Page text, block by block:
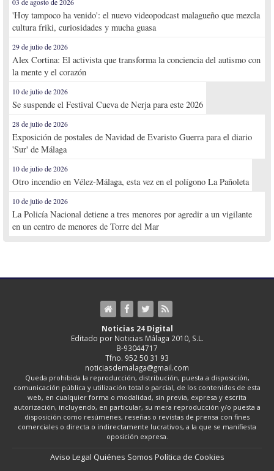
03 de agosto de 2026
'Hoy tampoco ha venido': el nuevo videopodcast malagueño que mezcla
cultura friki, curiosidades y mucha guasa
29 de julio de 2026
Alex Cortina: El activista que transforma la conciencia del autismo con
la mente y el corazón
10 de julio de 2026
Se suspende el Festival Cueva de Nerja para este 2026
28 de julio de 2026
Exposición de postales de Navidad de Evaristo Guerra para el diario
'Sur' de Málaga
10 de julio de 2026
Otro incendio en Vélez-Málaga, esta vez en el polígono La Pañoleta
10 de julio de 2026
La Policía Nacional detiene a tres menores por agredir a un vigilante
en un centro de menores de Torre del Mar
Noticias 24 Digital
Editado por Noticias Málaga 2010, S.L.
B-93044717
Tfno. 952 50 31 93
noticiasdemalaga@gmail.com
Queda prohibida la reproducción, distribución, puesta a disposición,
comunicación pública y utilización total o parcial, de los contenidos de esta
web, en cualquier forma o modalidad, sin previa, expresa y escrita
autorización, incluyendo, en particular, su mera reproducción y/o puesta a
disposición como resúmenes, reseñas o revistas de prensa con fines
comerciales o directa o indirectamente lucrativos, a la que se manifiesta
oposición expresa.
Aviso Legal Quiénes Somos Política de Cookies